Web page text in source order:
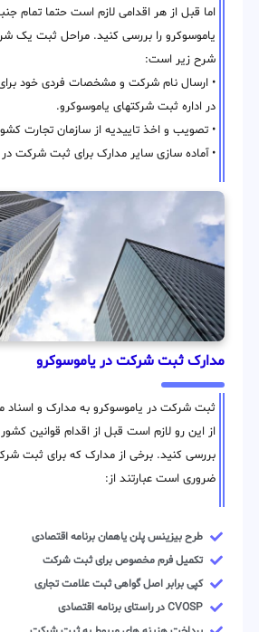
اما قبل از هر اقدامی لازم است حتما تمام
یاموسوکرو را بررسی کنید. مراحل ثبت یک
شرح زیر است:
• ارسال نام شرکت و مشخصات فردی خود
در اداره ثبت شرکتهای یاموسوکرو.
• تصویب و اخذ تاییدیه از سازمان تجارت
• آماده سازی سایر مدارک برای ثبت شرکت در
مدارک ثبت شرکت در یاموسوکرو
ثبت شرکت در یاموسوکرو به مدارک و اسناد
از این رو لازم است قبل از اقدام قوانین
بررسی کنید. برخی از مدارک که برای ثبت
ضروری است عبارتند از:
طرح بیزینس پلن یاهمان برنامه اقتصادی
تکمیل فرم مخصوص برای ثبت شرکت
کپی برابر اصل گواهی ثبت علامت تجاری
CVOSP در راستای برنامه اقتصادی